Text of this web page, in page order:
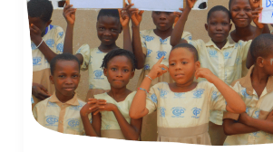
humain »
de
l’ONG
APASAT
(Bénin)